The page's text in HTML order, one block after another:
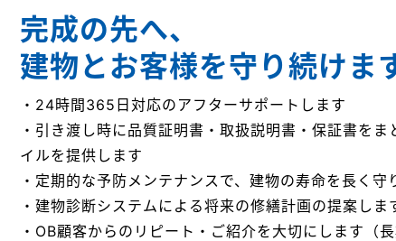
完成の先へ、
建物とお客様を守り続けます
・24時間365日対応のアフターサポートします
・引き渡し時に品質証明書・取扱説明書・保証書をま
イルを提供します
・定期的な予防メンテナンスで、建物の寿命を長く守
・建物診断システムによる将来の修繕計画の提案しま
・OB顧客からのリピート・ご紹介を大切にします（